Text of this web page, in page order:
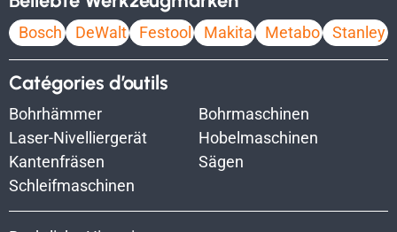
Bosch DeWalt Festool Makita Metabo Stanley
Catégories d’outils
Bohrhämmer
Bohrmaschinen
Laser-Nivelliergerät
Hobelmaschinen
Kantenfräsen
Sägen
Schleifmaschinen